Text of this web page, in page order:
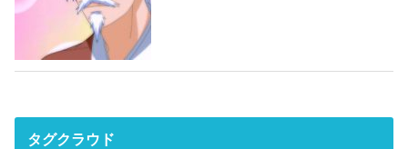
タグクラウド